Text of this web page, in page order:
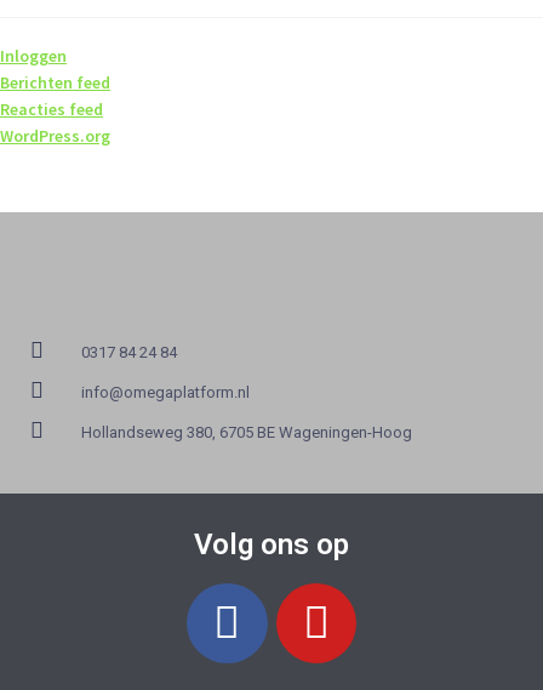
Inloggen
Berichten feed
Reacties feed
WordPress.org
0317 84 24 84
info@omegaplatform.nl
Hollandseweg 380, 6705 BE Wageningen-Hoog
Volg ons op